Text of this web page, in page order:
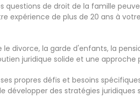
questions de droit de la famille
expérience de plus de 20 ans à
divorce, la garde d'enfants, la
juridique solide et une approche
propres défis et besoins
des stratégies juridiques